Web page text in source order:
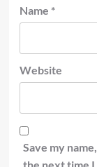
Name *
Website
Save my